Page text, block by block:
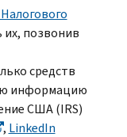
их, позвонив
средств
информацию
США (IRS)
, LinkedIn